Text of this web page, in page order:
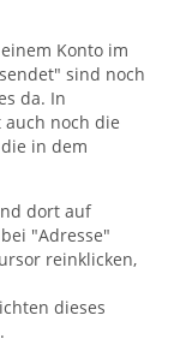
Konto im
sind noch
da. In
noch die
in dem
dort auf
"Adresse"
reinklicken,
dieses